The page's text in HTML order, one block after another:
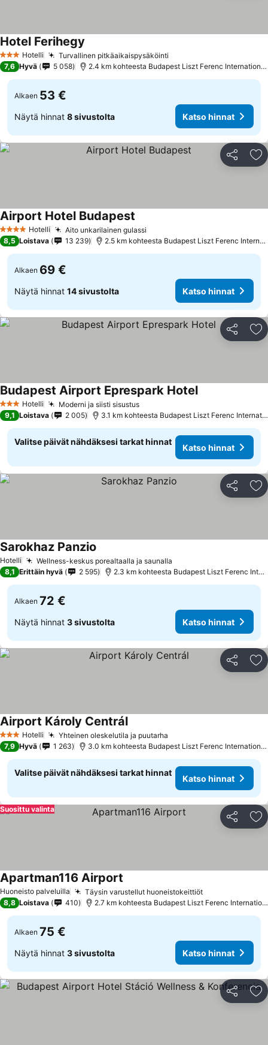
3 Tähtiluokitus
Hotelli Turvallinen pitkäaikaispysäköinti
Hotel Ferihegy
7,6 Hyvä 5 058 2.4 km kohteesta Budapest Liszt Ferenc International Airport
Alkaen 53 €
Näytä hinnat 8 sivustolta Katso hinnat
Jaa
4 Tähtiluokitus
Hotelli Aito unkarilainen gulassi
Airport Hotel Budapest
8,5 Loistava 13 239 2.5 km kohteesta Budapest Liszt Ferenc International Airport
Alkaen 69 €
Näytä hinnat 14 sivustolta Katso hinnat
Jaa
3 Tähtiluokitus
Hotelli Moderni ja siisti sisustus
Budapest Airport Eprespark Hotel
9,1 Loistava 2 005 3.1 km kohteesta Budapest Liszt Ferenc International Airport
Valitse päivät nähdäksesi tarkat hinnat
Katso hinnat
Jaa
Hotelli Wellness-keskus porealtaalla ja saunalla
Sarokhaz Panzio
8,1 Erittäin hyvä 2 595 2.3 km kohteesta Budapest Liszt Ferenc International Airport
Alkaen 72 €
Näytä hinnat 3 sivustolta Katso hinnat
Jaa
3 Tähtiluokitus
Hotelli Yhteinen oleskelutila ja puutarha
Airport Károly Centrál
7,9 Hyvä 1 263 3.0 km kohteesta Budapest Liszt Ferenc International Airport
Valitse päivät nähdäksesi tarkat hinnat
Katso hinnat
Jaa
Suosittu valinta
Huoneisto palveluilla Täysin varustellut huoneistokeittiöt
Apartman116 Airport
8,8 Loistava 410 2.7 km kohteesta Budapest Liszt Ferenc International Airport
Alkaen 75 €
Näytä hinnat 3 sivustolta Katso hinnat
Jaa